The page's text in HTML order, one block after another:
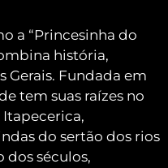
a “Princesinha do
história,
Gerais. Fundada em
tem suas raízes no
do sertão dos rios
dos séculos,